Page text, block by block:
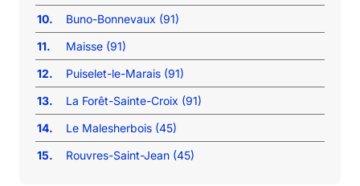
10.
Buno-Bonnevaux (91)
11.
Maisse (91)
12.
Puiselet-le-Marais (91)
13.
La Forêt-Sainte-Croix (91)
14.
Le Malesherbois (45)
15.
Rouvres-Saint-Jean (45)